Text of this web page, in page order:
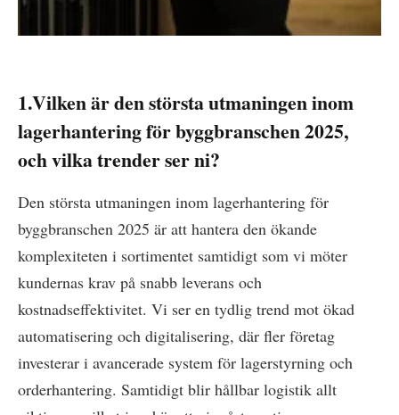
1.Vilken är den största utmaningen inom
lagerhantering för byggbranschen 2025,
och vilka trender ser ni?
Den största utmaningen inom lagerhantering för
byggbranschen 2025 är att hantera den ökande
komplexiteten i sortimentet samtidigt som vi möter
kundernas krav på snabb leverans och
kostnadseffektivitet. Vi ser en tydlig trend mot ökad
automatisering och digitalisering, där fler företag
investerar i avancerade system för lagerstyrning och
orderhantering. Samtidigt blir hållbar logistik allt